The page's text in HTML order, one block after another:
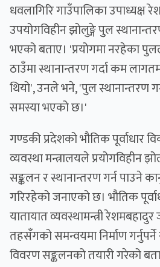
धवलागिरि गाउँपालिका उपाध्यक्ष
उपयोगविहीन झोलुङ्गे पुुल
भएको बताए। 'प्रयोगमा नरहेका
ठाउँमा स्थानान्तरण गर्दा कम
थियो', उनले भने, 'पुल स्थानान्तरण
समस्या भएको छ।'
गण्डकी प्रदेशको भौतिक पूर्वाधार
व्यवस्था मन्त्रालयले प्रयोगविहीन
सङ्कलन र स्थानान्तरण गर्न पाउने
गरिरहेको जनाएको छ। भौतिक
यातायात व्यवस्थामन्त्री
तहसँगको समन्वयमा निर्माण
विवरण सङ्कलनको तयारी गरेको